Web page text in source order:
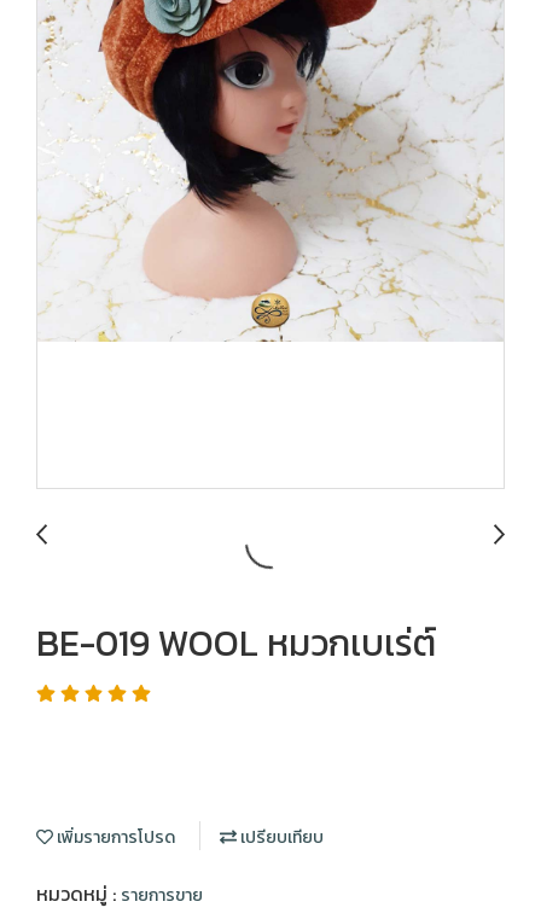
BE-019 WOOL หมวกเบเร่ต์
เพิ่มรายการโปรด เปรียบเทียบ
หมวดหมู่ : รายการขาย